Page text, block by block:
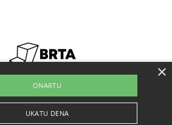
ONARTU
UKATU DENA
×